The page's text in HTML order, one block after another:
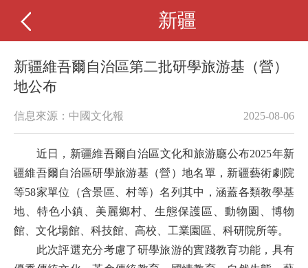
新疆
新疆維吾爾自治區第二批研學旅游基（營）
地公布
信息來源：中國文化報 2025-08-06
近日，新疆維吾爾自治區文化和旅游廳公布2025年新
疆維吾爾自治區研學旅游基（營）地名單，新疆藝術劇院
等58家單位（含景區、村等）名列其中，涵蓋各類教學基
地、特色小鎮、美麗鄉村、生態保護區、動物園、博物
館、文化場館、科技館、高校、工業園區、科研院所等。
此次評選充分考慮了研學旅游的實踐教育功能，具有